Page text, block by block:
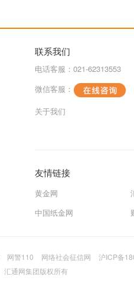
联系我们
电话客服：021-62313553
微信客服：
关于我们
友情链接
黄金网
中国纸金网
网警110 网络社会征信网
沪ICP备
汇通网集团版权所有